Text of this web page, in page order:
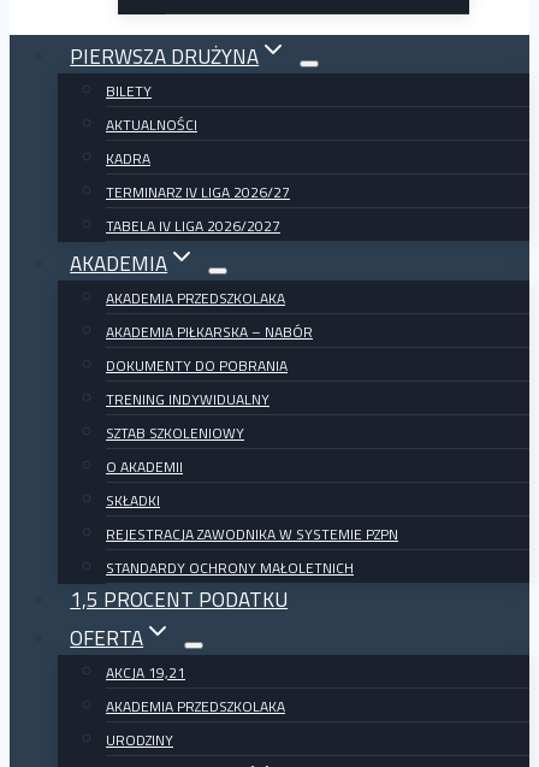
PIERWSZA DRUŻYNA
BILETY
AKTUALNOŚCI
KADRA
TERMINARZ IV LIGA 2026/27
TABELA IV LIGA 2026/2027
AKADEMIA
AKADEMIA PRZEDSZKOLAKA
AKADEMIA PIŁKARSKA – NABÓR
DOKUMENTY DO POBRANIA
TRENING INDYWIDUALNY
SZTAB SZKOLENIOWY
O AKADEMII
SKŁADKI
REJESTRACJA ZAWODNIKA W SYSTEMIE PZPN
STANDARDY OCHRONY MAŁOLETNICH
1,5 PROCENT PODATKU
OFERTA
AKCJA 19,21
AKADEMIA PRZEDSZKOLAKA
URODZINY